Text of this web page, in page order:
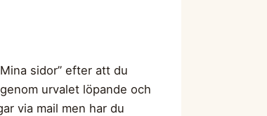
sidor” efter att du
urvalet löpande och
via mail men har du